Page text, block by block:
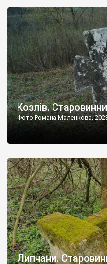
не видно, але видно дві
Козлів.
Фото Романа Маленкова,
Липчани.